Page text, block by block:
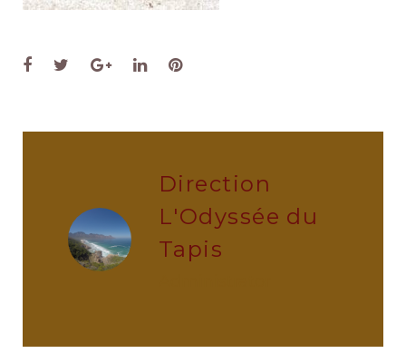
Facebook
TwitterGoogle+
LinkedInPinterest
Direction
L'Odyssée du
Tapis